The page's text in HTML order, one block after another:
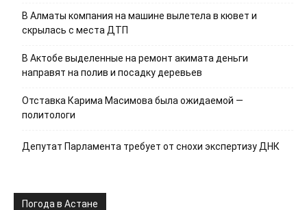
В Алматы компания на машине вылетела в кювет и
скрылась с места ДТП
В Актобе выделенные на ремонт акимата деньги
направят на полив и посадку деревьев
Отставка Карима Масимова была ожидаемой —
политологи
Депутат Парламента требует от снохи экспертизу ДНК
Погода в Астане